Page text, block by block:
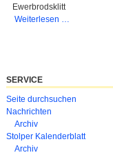
Ewerbrodsklitt
Weiterlesen …
SERVICE
Navigation
überspringen
Seite durchsuchen
Nachrichten
Archiv
Stolper Kalenderblatt
Archiv